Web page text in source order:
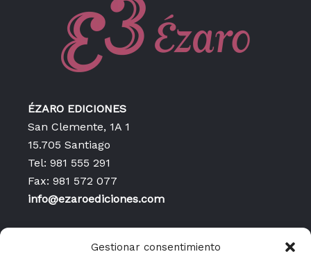
Gestionar consentimiento
ÉZARO EDICIONES
San Clemente, 1A 1
15.705 Santiago
Tel: 981 555 291
Fax: 981 572 077
info@ezaroediciones.com